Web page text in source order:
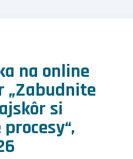
na online
„Zabudnite
si